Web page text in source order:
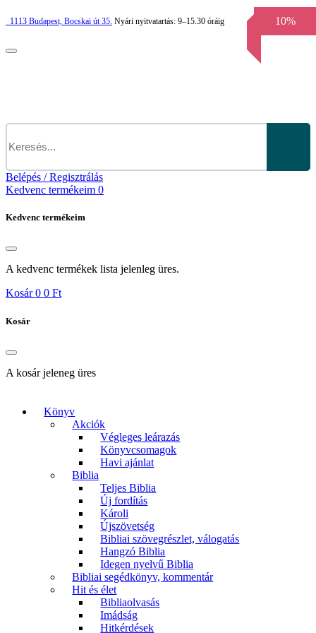
1113 Budapest, Bocskai út 35. Nyári nyitvatartás: 9–15.30 óráig
Belépés / Regisztrálás
Kedvenc termékeim 0
Kedvenc termékeim
A kedvenc termékek lista jelenleg üres.
Kosár 0 0 Ft
Kosár
A kosár jeleneg üres
Könyv
Akciók
Végleges leárazás
Könyvcsomagok
Havi ajánlat
Biblia
Teljes Biblia
Új fordítás
Károli
Újszövetség
Bibliai szövegrészlet, válogatás
Hangzó Biblia
Idegen nyelvű Biblia
Bibliai segédkönyv, kommentár
Hit és élet
Bibliaolvasás
Imádság
Hitkérdések
10%